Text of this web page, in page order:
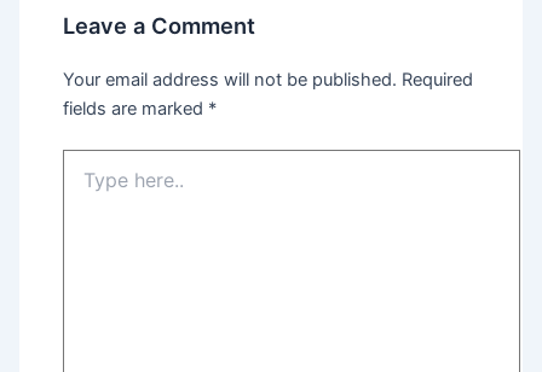
Leave a Comment
Your email address will not be published. Required
fields are marked *
here..